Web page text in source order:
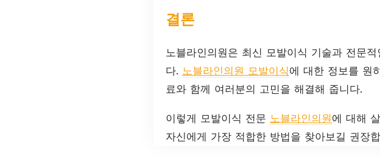
결론
노블라인의원은 최신 모발이식 기술과 전문
다. 노블라인의원 모발이식에 대한 정보를 원
료와 함께 여러분의 고민을 해결해 줍니다.
이렇게 모발이식 전문 노블라인의원에 대해
자신에게 가장 적합한 방법을 찾아보길 권장